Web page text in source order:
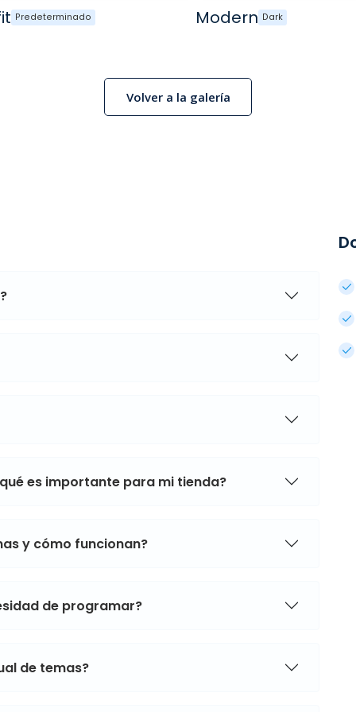
Predeterminado Modern Dark
Volver a la galería
es importante para mi tienda?
y cómo funcionan?
de programar?
de temas?